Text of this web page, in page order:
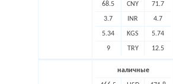
68.5 CNY 71.7
3.7 INR 4.7
5.34 KGS 5.74
9 TRY 12.5
наличные